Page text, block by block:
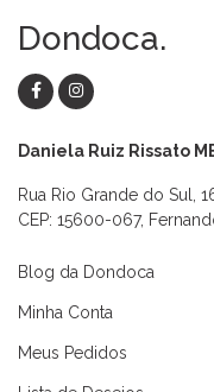
Dondoca.
Daniela Ruiz Rissato
Rua Rio Grande do Sul,
CEP: 15600-067,
Blog da Dondoca
Minha Conta
Meus Pedidos